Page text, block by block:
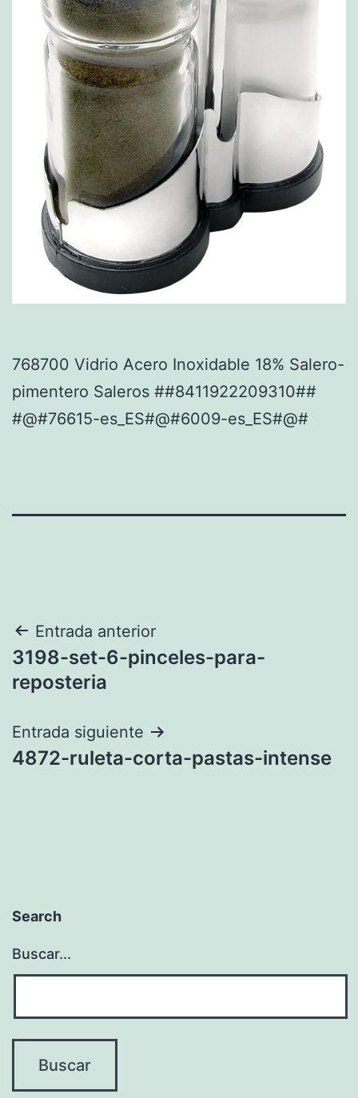
768700 Vidrio Acero Inoxidable 18% Salero-
pimentero Saleros ##8411922209310##
#@#76615-es_ES#@#6009-es_ES#@#
Navegación
de
Entrada anterior
3198-set-6-pinceles-para-
reposteria
Entrada siguiente
4872-ruleta-corta-pastas-intense
Search
Buscar...